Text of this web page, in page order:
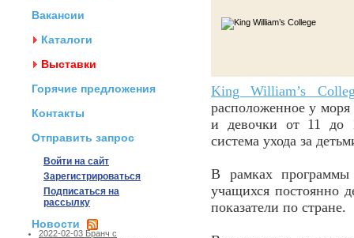
Вакансии
Каталоги
Выставки
Горячие предложения
Контакты
Отправить запрос
Войти на сайт
Зарегистрироваться
Подписаться на
рассылку
Новости
2022-02-03 Бранч с
King William’s
расположенное у
и девочки от 11 до
система ухода за
В рамках программы
учащихся постоянно
показатели по стране.